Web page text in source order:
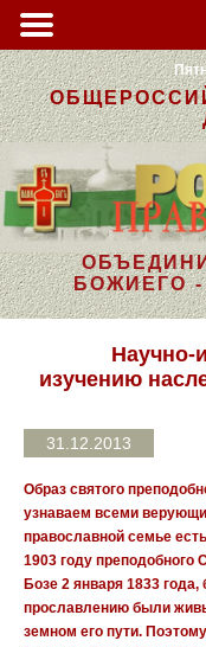
БОЖИЕГО
Научно-
изучению
31.12.2013
Образ святого
узнаваем всеми
православной семье
1903 году преподобного
Бозе 2 января 1833
прославлению были
земном его пути.